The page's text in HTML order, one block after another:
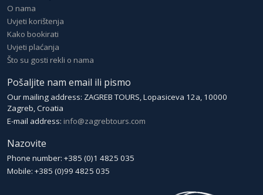
O nama
Uvjeti korištenja
Kako bookirati
Uvjeti plaćanja
Što su gosti rekli o nama
Pošaljite nam email ili pismo
Our mailing address: ZAGREB TOURS, Lopasiceva 12a, 10000
Zagreb, Croatia
E-mail address: info@zagrebtours.com
Nazovite
Phone number: +385 (0)1 4825 035
Mobile: +385 (0)99 4825 035